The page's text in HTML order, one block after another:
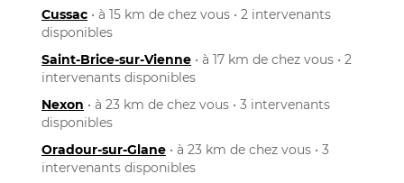
Cussac • à 15 km de chez vous • 2 intervenants
disponibles
Saint-Brice-sur-Vienne • à 17 km de chez vous • 2
intervenants disponibles
Nexon • à 23 km de chez vous • 3 intervenants
disponibles
Oradour-sur-Glane • à 23 km de chez vous • 3
intervenants disponibles